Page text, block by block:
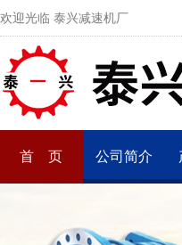
欢迎光临 泰兴减速机厂
首 页 公司简介